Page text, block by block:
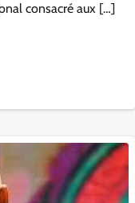
consacré aux […]